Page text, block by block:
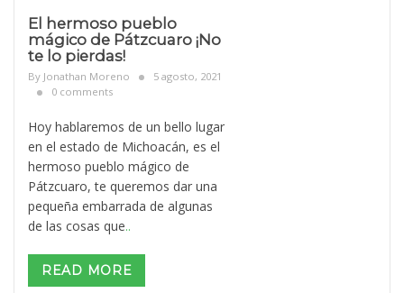
El hermoso pueblo
mágico de Pátzcuaro ¡No
te lo pierdas!
By Jonathan Moreno
5 agosto, 2021
0 comments
Hoy hablaremos de un bello lugar
en el estado de Michoacán, es el
hermoso pueblo mágico de
Pátzcuaro, te queremos dar una
pequeña embarrada de algunas
de las cosas que..
READ MORE